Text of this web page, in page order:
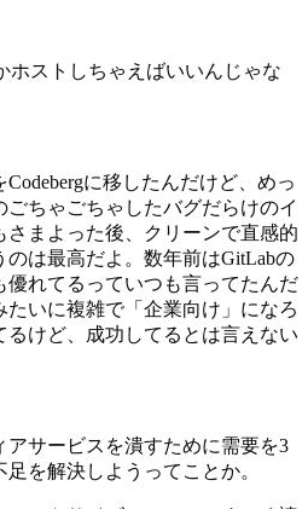
ホストしちゃえばいいんじゃな
に移したんだけど、めっ
ごちゃごちゃしたバグだらけのイ
さまよった後、クリーンで直感的
は最高だよ。数年前はGitLabの
優れてるっていつも言ってたんだ
たいに複雑で「企業向け」になろ
るけど、成功してるとは言えない
サービスを潰すために需要を3
を解決しようってことか。